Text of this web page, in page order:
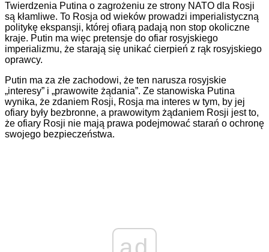
Twierdzenia Putina o zagrożeniu ze strony NATO dla Rosji
są kłamliwe. To Rosja od wieków prowadzi imperialistyczną
politykę ekspansji, której ofiarą padają non stop okoliczne
kraje. Putin ma więc pretensje do ofiar rosyjskiego
imperializmu, że starają się unikać cierpień z rąk rosyjskiego
oprawcy.
Putin ma za złe zachodowi, że ten narusza rosyjskie
„interesy” i „prawowite żądania”. Ze stanowiska Putina
wynika, że zdaniem Rosji, Rosja ma interes w tym, by jej
ofiary były bezbronne, a prawowitym żądaniem Rosji jest to,
że ofiary Rosji nie mają prawa podejmować starań o ochronę
swojego bezpieczeństwa.